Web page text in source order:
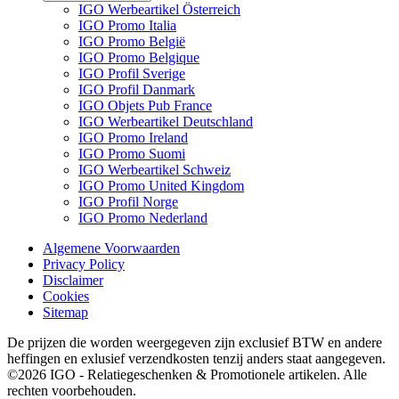
IGO Werbeartikel Österreich
IGO Promo Italia
IGO Promo België
IGO Promo Belgique
IGO Profil Sverige
IGO Profil Danmark
IGO Objets Pub France
IGO Werbeartikel Deutschland
IGO Promo Ireland
IGO Promo Suomi
IGO Werbeartikel Schweiz
IGO Promo United Kingdom
IGO Profil Norge
IGO Promo Nederland
Algemene Voorwaarden
Privacy Policy
Disclaimer
Cookies
Sitemap
De prijzen die worden weergegeven zijn exclusief BTW en andere
heffingen en exlusief verzendkosten tenzij anders staat aangegeven.
©2026 IGO - Relatiegeschenken & Promotionele artikelen. Alle
rechten voorbehouden.